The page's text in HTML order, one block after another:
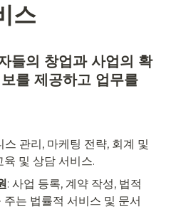
스
들의 창업과 사업의 확
를 제공하고 업무를
스 관리, 마케팅 전략, 회계 및
및 상담 서비스.
: 사업 등록, 계약 작성, 법적
는 법률적 서비스 및 문서